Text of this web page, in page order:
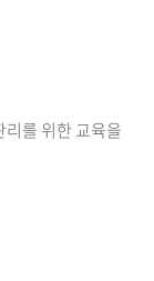
를 위한 교육을